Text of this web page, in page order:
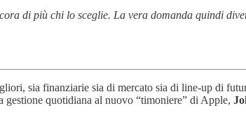
di più chi lo sceglie. La vera domanda quindi
sia finanziarie sia di mercato sia di line-up di
gestione quotidiana al nuovo “timoniere” di Apple,